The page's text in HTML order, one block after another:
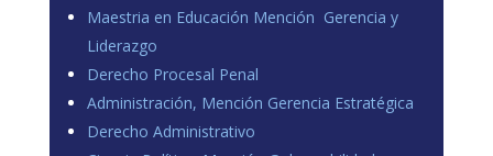
Maestria en Educación Mención Gerencia y
Liderazgo
Derecho Procesal Penal
Administración, Mención Gerencia Estratégica
Derecho Administrativo